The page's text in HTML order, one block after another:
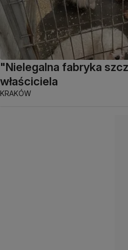
"Nielegalna fabryka
właściciela
KRAKÓW